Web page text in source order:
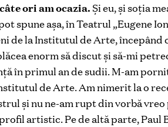
ori am ocazia.Şi eu, şi soţia
spune așa, în Teatrul „Eugene
de la Institutul de Arte,
enorm să discut şi să-mi
în primul an de sudii. M-am
de Arte. Am nimerit la o
şi nu ne-am rupt din vorbă
artistic. Pe de altă parte, Paul